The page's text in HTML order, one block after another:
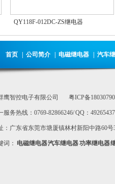
QY118F-012DC-ZS继电器
首页 公司简介 电磁继电器 汽车
鹰智控电子有限公司 粤ICP备
服务热线：0769-82866246/ QQ：
：广东省东莞市塘厦镇林村新阳中路60号
词： 电磁继电器汽车继电器功率继电器